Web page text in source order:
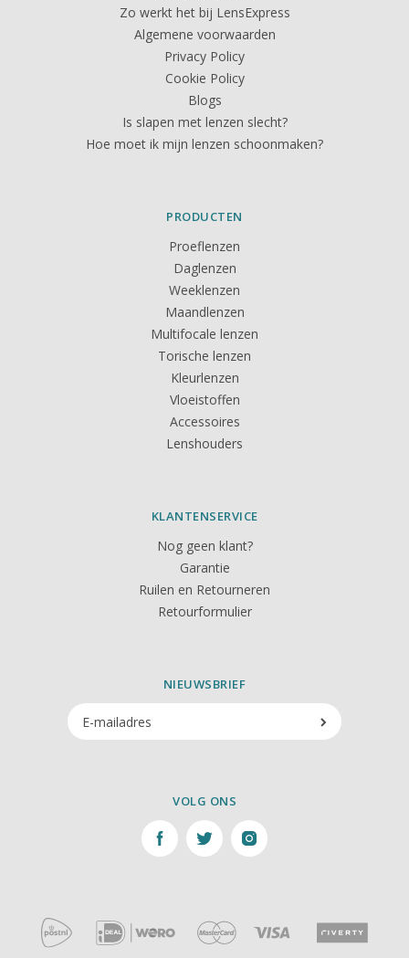
Zo werkt het bij LensExpress
Algemene voorwaarden
Privacy Policy
Cookie Policy
Blogs
Is slapen met lenzen slecht?
Hoe moet ik mijn lenzen schoonmaken?
PRODUCTEN
Proeflenzen
Daglenzen
Weeklenzen
Maandlenzen
Multifocale lenzen
Torische lenzen
Kleurlenzen
Vloeistoffen
Accessoires
Lenshouders
KLANTENSERVICE
Nog geen klant?
Garantie
Ruilen en Retourneren
Retourformulier
NIEUWSBRIEF
VOLG ONS